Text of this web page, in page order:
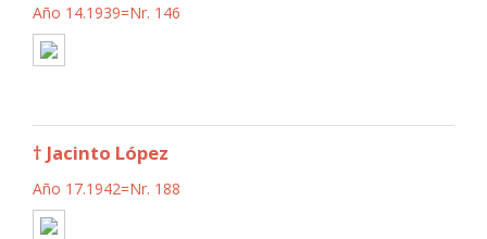
Año 14.1939=Nr. 146
† Jacinto López
Año 17.1942=Nr. 188